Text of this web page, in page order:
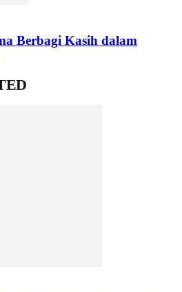
Berbagi Kasih dalam